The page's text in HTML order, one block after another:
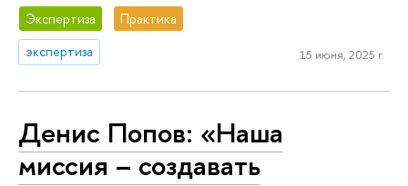
Экспертиза
Практика
экспертиза
15 июня, 2025 г.
Денис Попов: «Наша
миссия – создавать